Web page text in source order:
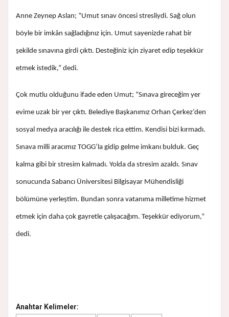
Anne Zeynep Aslan; “Umut sınav öncesi stresliydi. Sağ olun
böyle bir imkân sağladığınız için. Umut sayenizde rahat bir
şekilde sınavına girdi çıktı. Desteğiniz için ziyaret edip teşekkür
etmek istedik,” dedi.
Çok mutlu olduğunu ifade eden Umut; “Sınava gireceğim yer
evime uzak bir yer çıktı. Belediye Başkanımız Orhan Çerkez’den
sosyal medya aracılığı ile destek rica ettim. Kendisi bizi kırmadı.
Sınava milli aracımız TOGG’la gidip gelme imkanı bulduk. Geç
kalma gibi bir stresim kalmadı. Yolda da stresim azaldı. Sınav
sonucunda Sabancı Üniversitesi Bilgisayar Mühendisliği
bölümüne yerleştim. Bundan sonra vatanıma milletime hizmet
etmek için daha çok gayretle çalışacağım. Teşekkür ediyorum,”
dedi.
Anahtar Kelimeler: